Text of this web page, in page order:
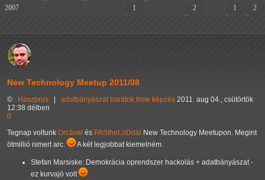
2007
1 2 1 2
New Technology Meetup 2011/08
© Haszprus adatbányászat barátok bme képzés 2011. aug 04., csütörtök
12:38 délben
0
Tegnap voltunk Orcával és PAStheLoDdal New Technology Meetupon. Megint
ötmillió ismert arc.
A két legjobbat kiemelném.
Stefan Marsiske: Demokrácia oprendszer hackolás + adatbányászat -
ez kurvajó volt